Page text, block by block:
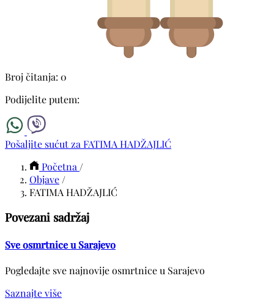
Broj čitanja: 0
Podijelite putem:
Pošaljite sućut za FATIMA HADŽAJLIĆ
Početna /
Objave /
FATIMA HADŽAJLIĆ
Povezani sadržaj
Sve osmrtnice u Sarajevo
Pogledajte sve najnovije osmrtnice u Sarajevo
Saznajte više